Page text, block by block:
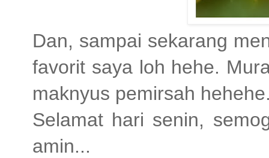
Dan, sampai sekarang
favorit saya loh hehe.
maknyus pemirsah
Selamat hari senin,
amin...